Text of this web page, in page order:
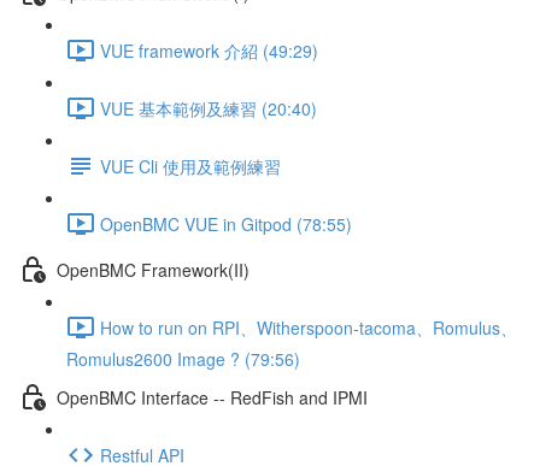
VUE framework 介紹 (49:29)
VUE 基本範例及練習 (20:40)
VUE Cli 使用及範例練習
OpenBMC VUE in Gitpod (78:55)
OpenBMC Framework(II)
How to run on RPI、Witherspoon-tacoma、Romulus、
Romulus2600 Image ? (79:56)
OpenBMC Interface -- RedFish and IPMI
Restful API